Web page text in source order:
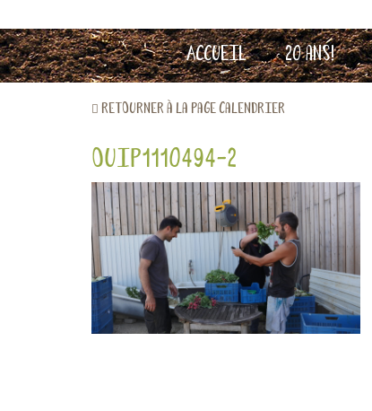
Accueil 20 ans!
retourner à la page calendrier
ouiP1110494-2